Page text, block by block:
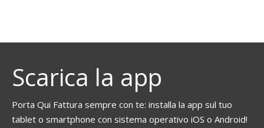
Scarica la app
Porta Qui Fattura sempre con te: installa la app sul tuo
tablet o smartphone con sistema operativo iOS o Android!